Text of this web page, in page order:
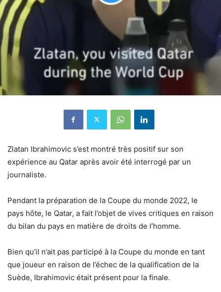
Zlatan Ibrahimovic s’est montré très positif sur son
expérience au Qatar après avoir été interrogé par un
journaliste.
Pendant la préparation de la Coupe du monde 2022, le
pays hôte, le Qatar, a fait l’objet de vives critiques en raison
du bilan du pays en matière de droits de l’homme.
Bien qu’il n’ait pas participé à la Coupe du monde en tant
que joueur en raison de l’échec de la qualification de la
Suède, Ibrahimovic était présent pour la finale.